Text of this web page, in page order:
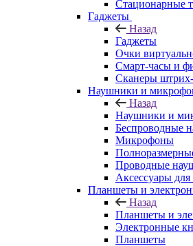
Стационарные
Гаджеты
Назад
Гаджеты
Очки
Смарт-часы и
Сканеры штрих-
Наушники и
Назад
Наушники и
Беспроводные
Микрофоны
Проводные
Аксессуары
Планшеты и
Назад
Планшеты и
Электронные
Планшеты